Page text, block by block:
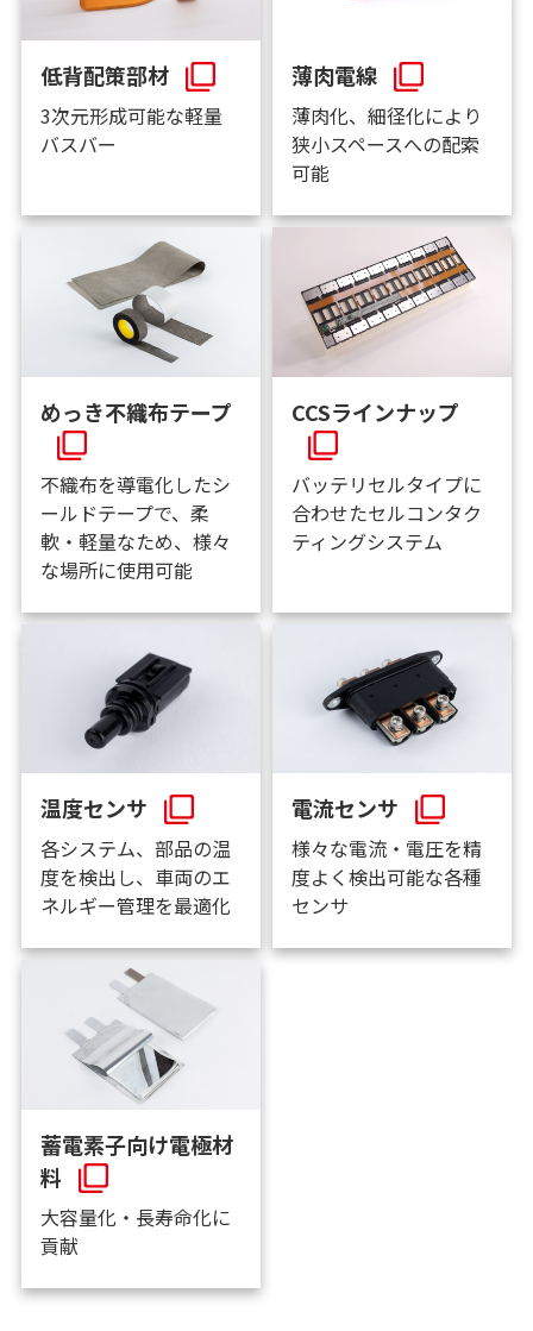
低背配策部材
3次元形成可能な軽量
バスバー
薄肉電線
薄肉化、細径化により
狭小スペースへの配索
可能
めっき不織布テープ
不織布を導電化したシ
ールドテープで、柔
軟・軽量なため、様々
な場所に使用可能
CCSラインナップ
バッテリセルタイプに
合わせたセルコンタク
ティングシステム
温度センサ
各システム、部品の温
度を検出し、車両のエ
ネルギー管理を最適化
電流センサ
様々な電流・電圧を精
度よく検出可能な各種
センサ
蓄電素子向け電極材
料
大容量化・長寿命化に
貢献